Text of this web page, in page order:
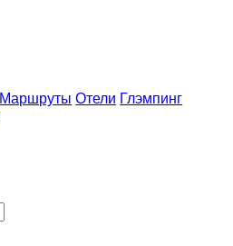
Маршруты Отели Глэмпинг